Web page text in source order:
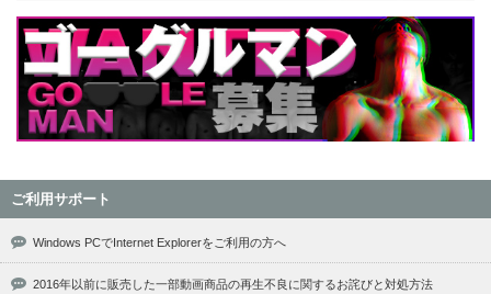
ご利用サポート
Windows PCでInternet Explorerをご利用の方へ
2016年以前に販売した一部動画商品の再生不良に関するお詫びと対処方法